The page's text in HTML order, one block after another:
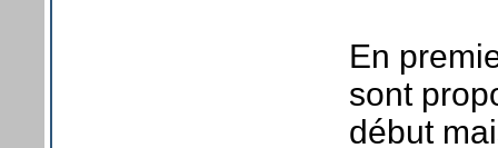
En
sont
début